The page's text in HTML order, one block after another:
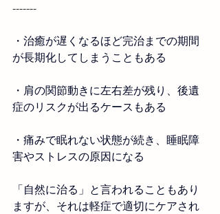
-------
・治癒が遅くなるほど完治までの期間
が長期化してしまう こともある
・肩の関節動きに左右差が残り、後遺
症のリスクが出るケースもある
・痛みで眠れない状態が続き、睡眠障
害やストレスの原因になる
「自然に治る」と言われることもあり
ますが、それは軽症で適切にケアされ